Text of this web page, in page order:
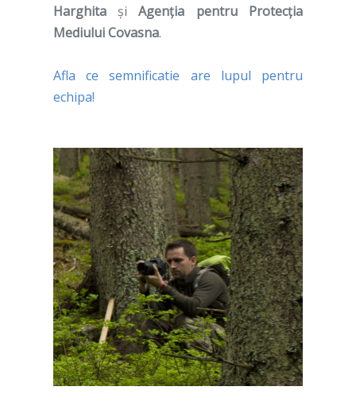
Harghita șiAgenția pentru Protecția
Mediului Covasna.
Afla ce semnificatie are lupul pentru
echipa!